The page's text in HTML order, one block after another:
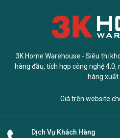
3K Home Warehouse - Siêu thị
hàng đầu, tích hợp công nghệ
hàng xuất
Giá trên website
Dịch Vụ Khách Hàng